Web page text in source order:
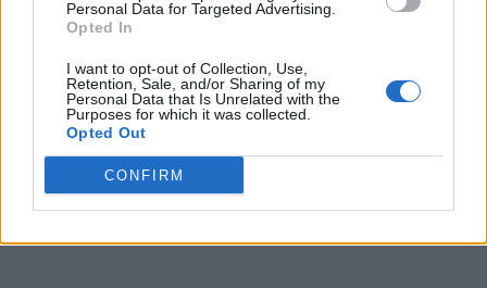
Personal Data for Targeted Advertising.
Opted In
I want to opt-out of Collection, Use,
Retention, Sale, and/or Sharing of my
Personal Data that Is Unrelated with the
Purposes for which it was collected.
Opted Out
CONFIRM